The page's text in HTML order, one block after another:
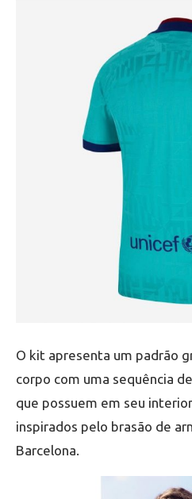
O kit apresenta um padrão
corpo com uma sequência
que possuem em seu
inspirados pelo brasão de
Barcelona.